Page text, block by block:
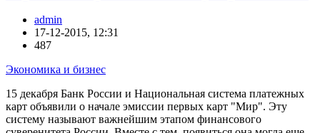
admin
17-12-2015, 12:31
487
Экономика и бизнес
15 декабря Банк России и Национальная система платежных
карт объявили о начале эмиссии первых карт "Мир". Эту
систему называют важнейшим этапом финансового